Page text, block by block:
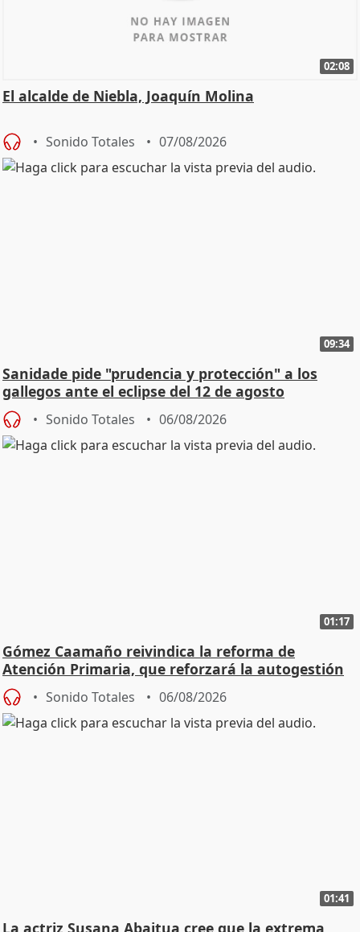
02:08
El alcalde de Niebla, Joaquín Molina
Sonido Totales 07/08/2026
09:34
Sanidade pide "prudencia y protección" a los
gallegos ante el eclipse del 12 de agosto
Sonido Totales 06/08/2026
01:17
Gómez Caamaño reivindica la reforma de
Atención Primaria, que reforzará la autogestión
Sonido Totales 06/08/2026
01:41